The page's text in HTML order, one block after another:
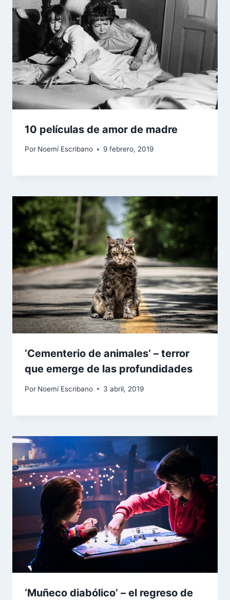
10 películas de amor de madre
Por Noemí Escribano 9 febrero, 2019
‘Cementerio de animales’ – terror
que emerge de las profundidades
Por Noemí Escribano 3 abril, 2019
‘Muñeco diabólico’ – el regreso de